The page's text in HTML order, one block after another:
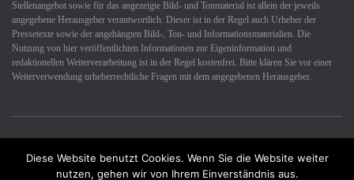
Stellenangebot sowie für das angezeigte Bild- und Tonmaterial ist allein der jeweils
angegebene Herausgeber verantwortlich. Dieser ist in der Regel auch Urheber der
Pressetexte sowie der angehängten Bild-, Ton- und Informationsmaterialien. Die
Nutzung von hier veröffentlichten Informationen zur Eigeninformation und
redaktionellen Weiterverarbeitung ist in der Regel kostenfrei. Bitte klären Sie vor einer
Weiterverwendung urheberrechtliche Fragen mit dem angegebenen Herausgeber.
Datenschutzerklärung Impressum Kontakt
Diese Website benutzt Cookies. Wenn Sie die Website weiter
nutzen, gehen wir von Ihrem Einverständnis aus.